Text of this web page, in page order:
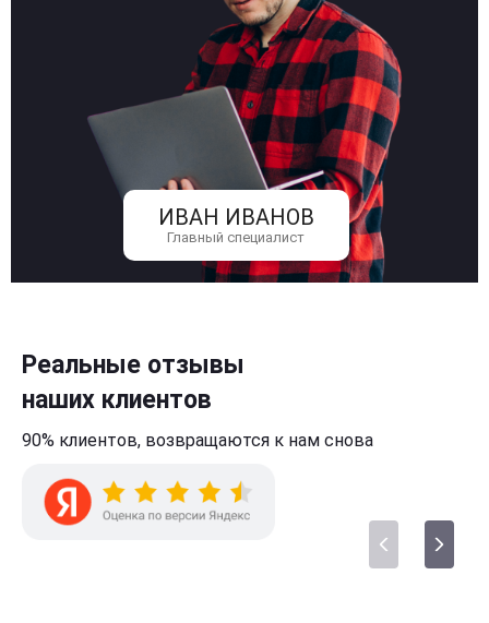
ИВАН ИВАНОВ
Главный специалист
Реальные отзывы
наших клиентов
90% клиентов, возвращаются к нам снова